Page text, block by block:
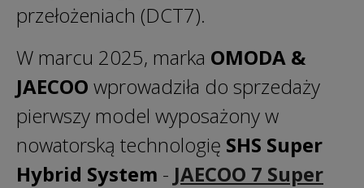
przełożeniach (DCT7).
W marcu 2025, marka OMODA &
JAECOO wprowadziła do sprzedaży
pierwszy model wyposażony w
nowatorską technologię SHS Super
Hybrid System - JAECOO 7 Super